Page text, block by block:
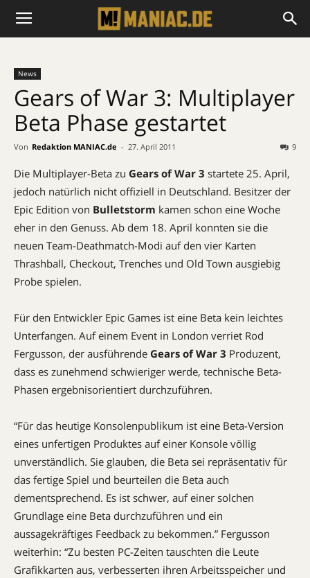
News
Gears of War 3: Multiplayer
Beta Phase gestartet
Von Redaktion MANIAC.de - 27. April 2011 9
Die Multiplayer-Beta zu Gears of War 3 startete 25. April,
jedoch natürlich nicht offiziell in Deutschland. Besitzer der
Epic Edition von Bulletstorm kamen schon eine Woche
eher in den Genuss. Ab dem 18. April konnten sie die
neuen Team-Deathmatch-Modi auf den vier Karten
Thrashball, Checkout, Trenches und Old Town ausgiebig
Probe spielen.
Für den Entwickler Epic Games ist eine Beta kein leichtes
Unterfangen. Auf einem Event in London verriet Rod
Fergusson, der ausführende Gears of War 3 Produzent,
dass es zunehmend schwieriger werde, technische Beta-
Phasen ergebnisorientiert durchzuführen.
“Für das heutige Konsolenpublikum ist eine Beta-Version
eines unfertigen Produktes auf einer Konsole völlig
unverständlich. Sie glauben, die Beta sei repräsentativ für
das fertige Spiel und beurteilen die Beta auch
dementsprechend. Es ist schwer, auf einer solchen
Grundlage eine Beta durchzuführen und ein
aussagekräftiges Feedback zu bekommen.” Fergusson
weiterhin: “Zu besten PC-Zeiten tauschten die Leute
Grafikkarten aus, verbesserten ihren Arbeitsspeicher und